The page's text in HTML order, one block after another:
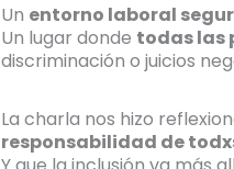
Un entorno laboral
Un lugar donde todas las
discriminación o juicios
La charla nos hizo
responsabilidad de